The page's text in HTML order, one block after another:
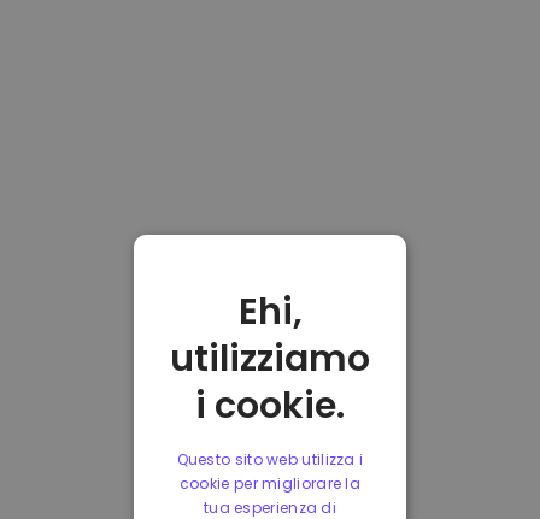
Ehi,
utilizziamo
i cookie.
Questo sito web utilizza i
cookie per migliorare la
tua esperienza di